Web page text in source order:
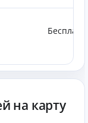
на карту